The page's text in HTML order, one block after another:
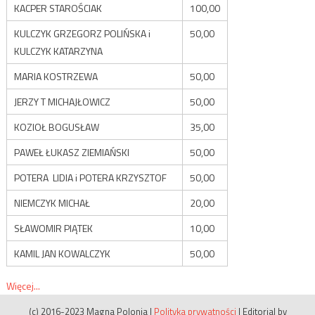
KACPER STAROŚCIAK
100,00
KULCZYK GRZEGORZ POLIŃSKA i
KULCZYK KATARZYNA
50,00
MARIA KOSTRZEWA
50,00
JERZY T MICHAJŁOWICZ
50,00
KOZIOŁ BOGUSŁAW
35,00
PAWEŁ ŁUKASZ ZIEMIAŃSKI
50,00
POTERA LIDIA i POTERA KRZYSZTOF
50,00
NIEMCZYK MICHAŁ
20,00
SŁAWOMIR PIĄTEK
10,00
KAMIL JAN KOWALCZYK
50,00
Więcej...
(c) 2016-2023 Magna Polonia | Polityka prywatności | Editorial by